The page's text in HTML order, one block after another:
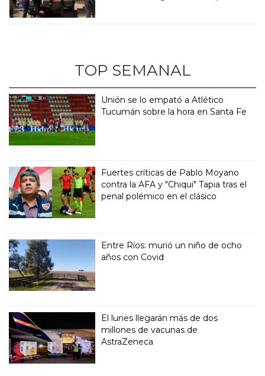
TOP SEMANAL
Unión se lo empató a Atlético
Tucumán sobre la hora en Santa Fe
Fuertes críticas de Pablo Moyano
contra la AFA y "Chiqui" Tapia tras el
penal polémico en el clásico
Entre Ríos: murió un niño de ocho
años con Covid
El lunes llegarán más de dos
millones de vacunas de
AstraZeneca